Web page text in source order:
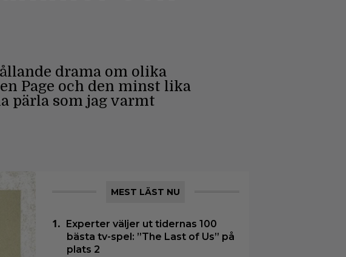
drama om olika
Page och den minst lika
pärla som jag varmt
MEST LÄST NU
Experter väljer ut tidernas 100
bästa tv-spel: ”The Last of Us” på
plats 2